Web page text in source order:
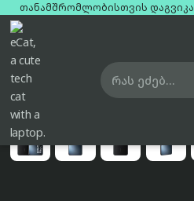
თანამშრომლობისთვის
მთავარი ტელეფონები
